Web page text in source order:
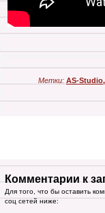
Метки: AS-Studio
Комментарии к
Для того, что бы оставить
соц сетей ниже: